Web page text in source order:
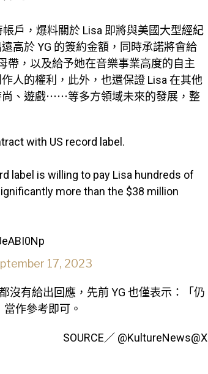
戶，爆料關於 Lisa 即將與美國大型經紀
高於 YG 的簽約金額，同時承諾將會給
帶，以及給予她在音樂事業高度的自主
人的權利，此外，也還保證 Lisa 在其他
尚、遊戲⋯⋯等多方領域未來的發展，整
with US record label.
label is willing to pay Lisa hundreds of
more than the $38 million
17, 2023
沒有給出回應，先前 YG 也僅表示：「仍
作參考即可。
SOURCE／ @KultureNews@X